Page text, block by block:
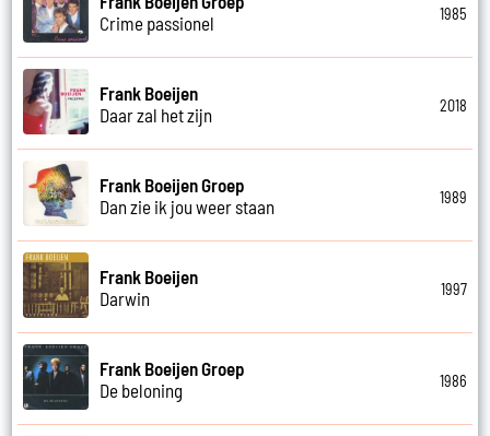
Crime passionel
1985
Frank Boeijen
Daar zal het zijn
2018
Frank Boeijen Groep
Dan zie ik jou weer staan
1989
Frank Boeijen
Darwin
1997
Frank Boeijen Groep
De beloning
1986